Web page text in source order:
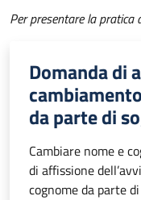
Per presentare la pratica
Domanda di
da parte di
Cambiare nome e
di affissione
cognome da parte